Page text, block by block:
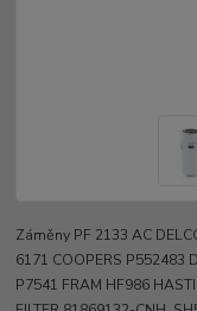
Záměny PF 2133 AC
6171 COOPERS P552483
P7541 FRAM HF986